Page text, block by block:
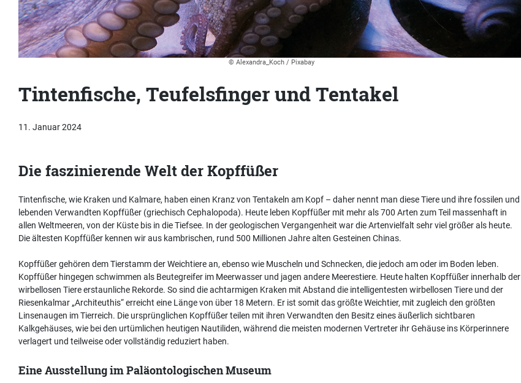
© Alexandra_Koch / Pixabay
Tintenfische, Teufelsfinger und Tentakel
11. Januar 2024
Die faszinierende Welt der Kopffüßer
Tintenfische, wie Kraken und Kalmare, haben einen Kranz von Tentakeln am Kopf – daher nennt man diese Tiere und ihre fossilen und
lebenden Verwandten Kopffüßer (griechisch Cephalopoda). Heute leben Kopffüßer mit mehr als 700 Arten zum Teil massenhaft in
allen Weltmeeren, von der Küste bis in die Tiefsee. In der geologischen Vergangenheit war die Artenvielfalt sehr viel größer als heute.
Die ältesten Kopffüßer kennen wir aus kambrischen, rund 500 Millionen Jahre alten Gesteinen Chinas.
Kopffüßer gehören dem Tierstamm der Weichtiere an, ebenso wie Muscheln und Schnecken, die jedoch am oder im Boden leben.
Kopffüßer hingegen schwimmen als Beutegreifer im Meerwasser und jagen andere Meerestiere. Heute halten Kopffüßer innerhalb der
wirbellosen Tiere erstaunliche Rekorde. So sind die achtarmigen Kraken mit Abstand die intelligentesten wirbellosen Tiere und der
Riesenkalmar „Architeuthis“ erreicht eine Länge von über 18 Metern. Er ist somit das größte Weichtier, mit zugleich den größten
Linsenaugen im Tierreich. Die ursprünglichen Kopffüßer teilen mit ihren Verwandten den Besitz eines äußerlich sichtbaren
Kalkgehäuses, wie bei den urtümlichen heutigen Nautiliden, während die meisten modernen Vertreter ihr Gehäuse ins Körperinnere
verlagert und teilweise oder vollständig reduziert haben.
Eine Ausstellung im Paläontologischen Museum